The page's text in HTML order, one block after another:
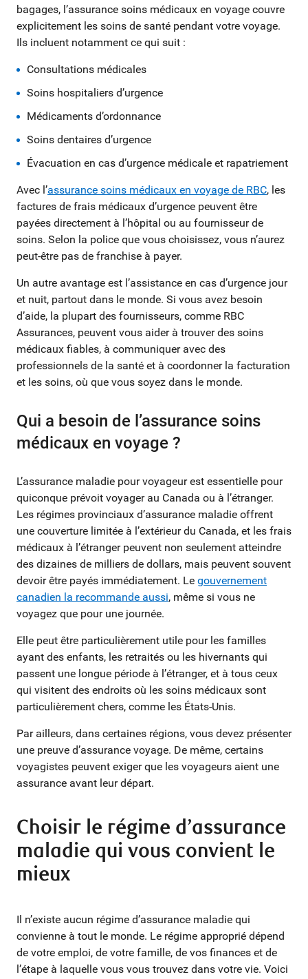
bagages, l’assurance soins médicaux en voyage couvre
explicitement les soins de santé pendant votre voyage.
Ils incluent notamment ce qui suit :
Consultations médicales
Soins hospitaliers d’urgence
Médicaments d’ordonnance
Soins dentaires d’urgence
Évacuation en cas d’urgence médicale et rapatriement
Avec l’assurance soins médicaux en voyage de RBC, les
factures de frais médicaux d’urgence peuvent être
payées directement à l’hôpital ou au fournisseur de
soins. Selon la police que vous choisissez, vous n’aurez
peut-être pas de franchise à payer.
Un autre avantage est l’assistance en cas d’urgence jour
et nuit, partout dans le monde. Si vous avez besoin
d’aide, la plupart des fournisseurs, comme RBC
Assurances, peuvent vous aider à trouver des soins
médicaux fiables, à communiquer avec des
professionnels de la santé et à coordonner la facturation
et les soins, où que vous soyez dans le monde.
Qui a besoin de l’assurance soins
médicaux en voyage ?
L’assurance maladie pour voyageur est essentielle pour
quiconque prévoit voyager au Canada ou à l’étranger.
Les régimes provinciaux d’assurance maladie offrent
une couverture limitée à l’extérieur du Canada, et les frais
médicaux à l’étranger peuvent non seulement atteindre
des dizaines de milliers de dollars, mais peuvent souvent
devoir être payés immédiatement. Le gouvernement
canadien la recommande aussi, même si vous ne
voyagez que pour une journée.
Elle peut être particulièrement utile pour les familles
ayant des enfants, les retraités ou les hivernants qui
passent une longue période à l’étranger, et à tous ceux
qui visitent des endroits où les soins médicaux sont
particulièrement chers, comme les États-Unis.
Par ailleurs, dans certaines régions, vous devez présenter
une preuve d’assurance voyage. De même, certains
voyagistes peuvent exiger que les voyageurs aient une
assurance avant leur départ.
Choisir le régime d’assurance
maladie qui vous convient le
mieux
Il n’existe aucun régime d’assurance maladie qui
convienne à tout le monde. Le régime approprié dépend
de votre emploi, de votre famille, de vos finances et de
l’étape à laquelle vous vous trouvez dans votre vie. Voici